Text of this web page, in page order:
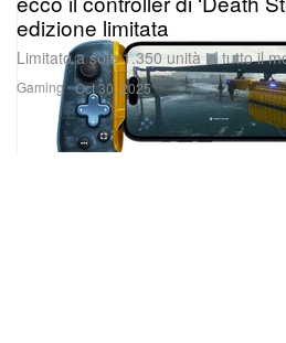
Gaming
edizione limitata
Limitato a sole 1.350 unità in tutto il
Oct 30, 2025